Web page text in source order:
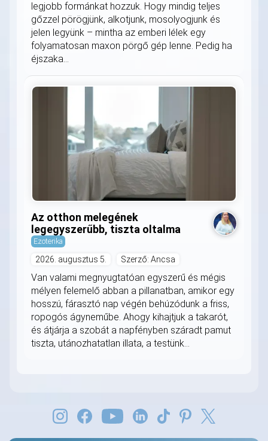
legjobb formánkat hozzuk. Hogy mindig teljes
gőzzel pörögjünk, alkotjunk, mosolyogjunk és
jelen legyünk – mintha az emberi lélek egy
folyamatosan maxon pörgő gép lenne. Pedig ha
éjszaka...
Az otthon melegének
legegyszerűbb, tiszta oltalma
Ezoterika
2026. augusztus 5. Szerző: Ancsa
Van valami megnyugtatóan egyszerű és mégis
mélyen felemelő abban a pillanatban, amikor egy
hosszú, fárasztó nap végén behúzódunk a friss,
ropogós ágyneműbe. Ahogy kihajtjuk a takarót,
és átjárja a szobát a napfényben száradt pamut
tiszta, utánozhatatlan illata, a testünk...